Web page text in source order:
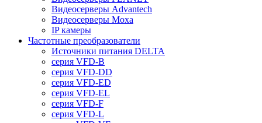
Видеосерверы Advantech
Видеосерверы Moxa
IP камеры
Частотные преобразователи
Источники питания DELTA
серия VFD-B
серия VFD-DD
серия VFD-ED
серия VFD-EL
серия VFD-F
серия VFD-L